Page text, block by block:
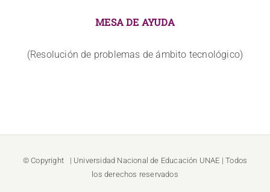
MESA DE AYUDA
(Resolución de problemas de ámbito tecnológico)
© Copyright | Universidad Nacional de Educación UNAE | Todos
los derechos reservados